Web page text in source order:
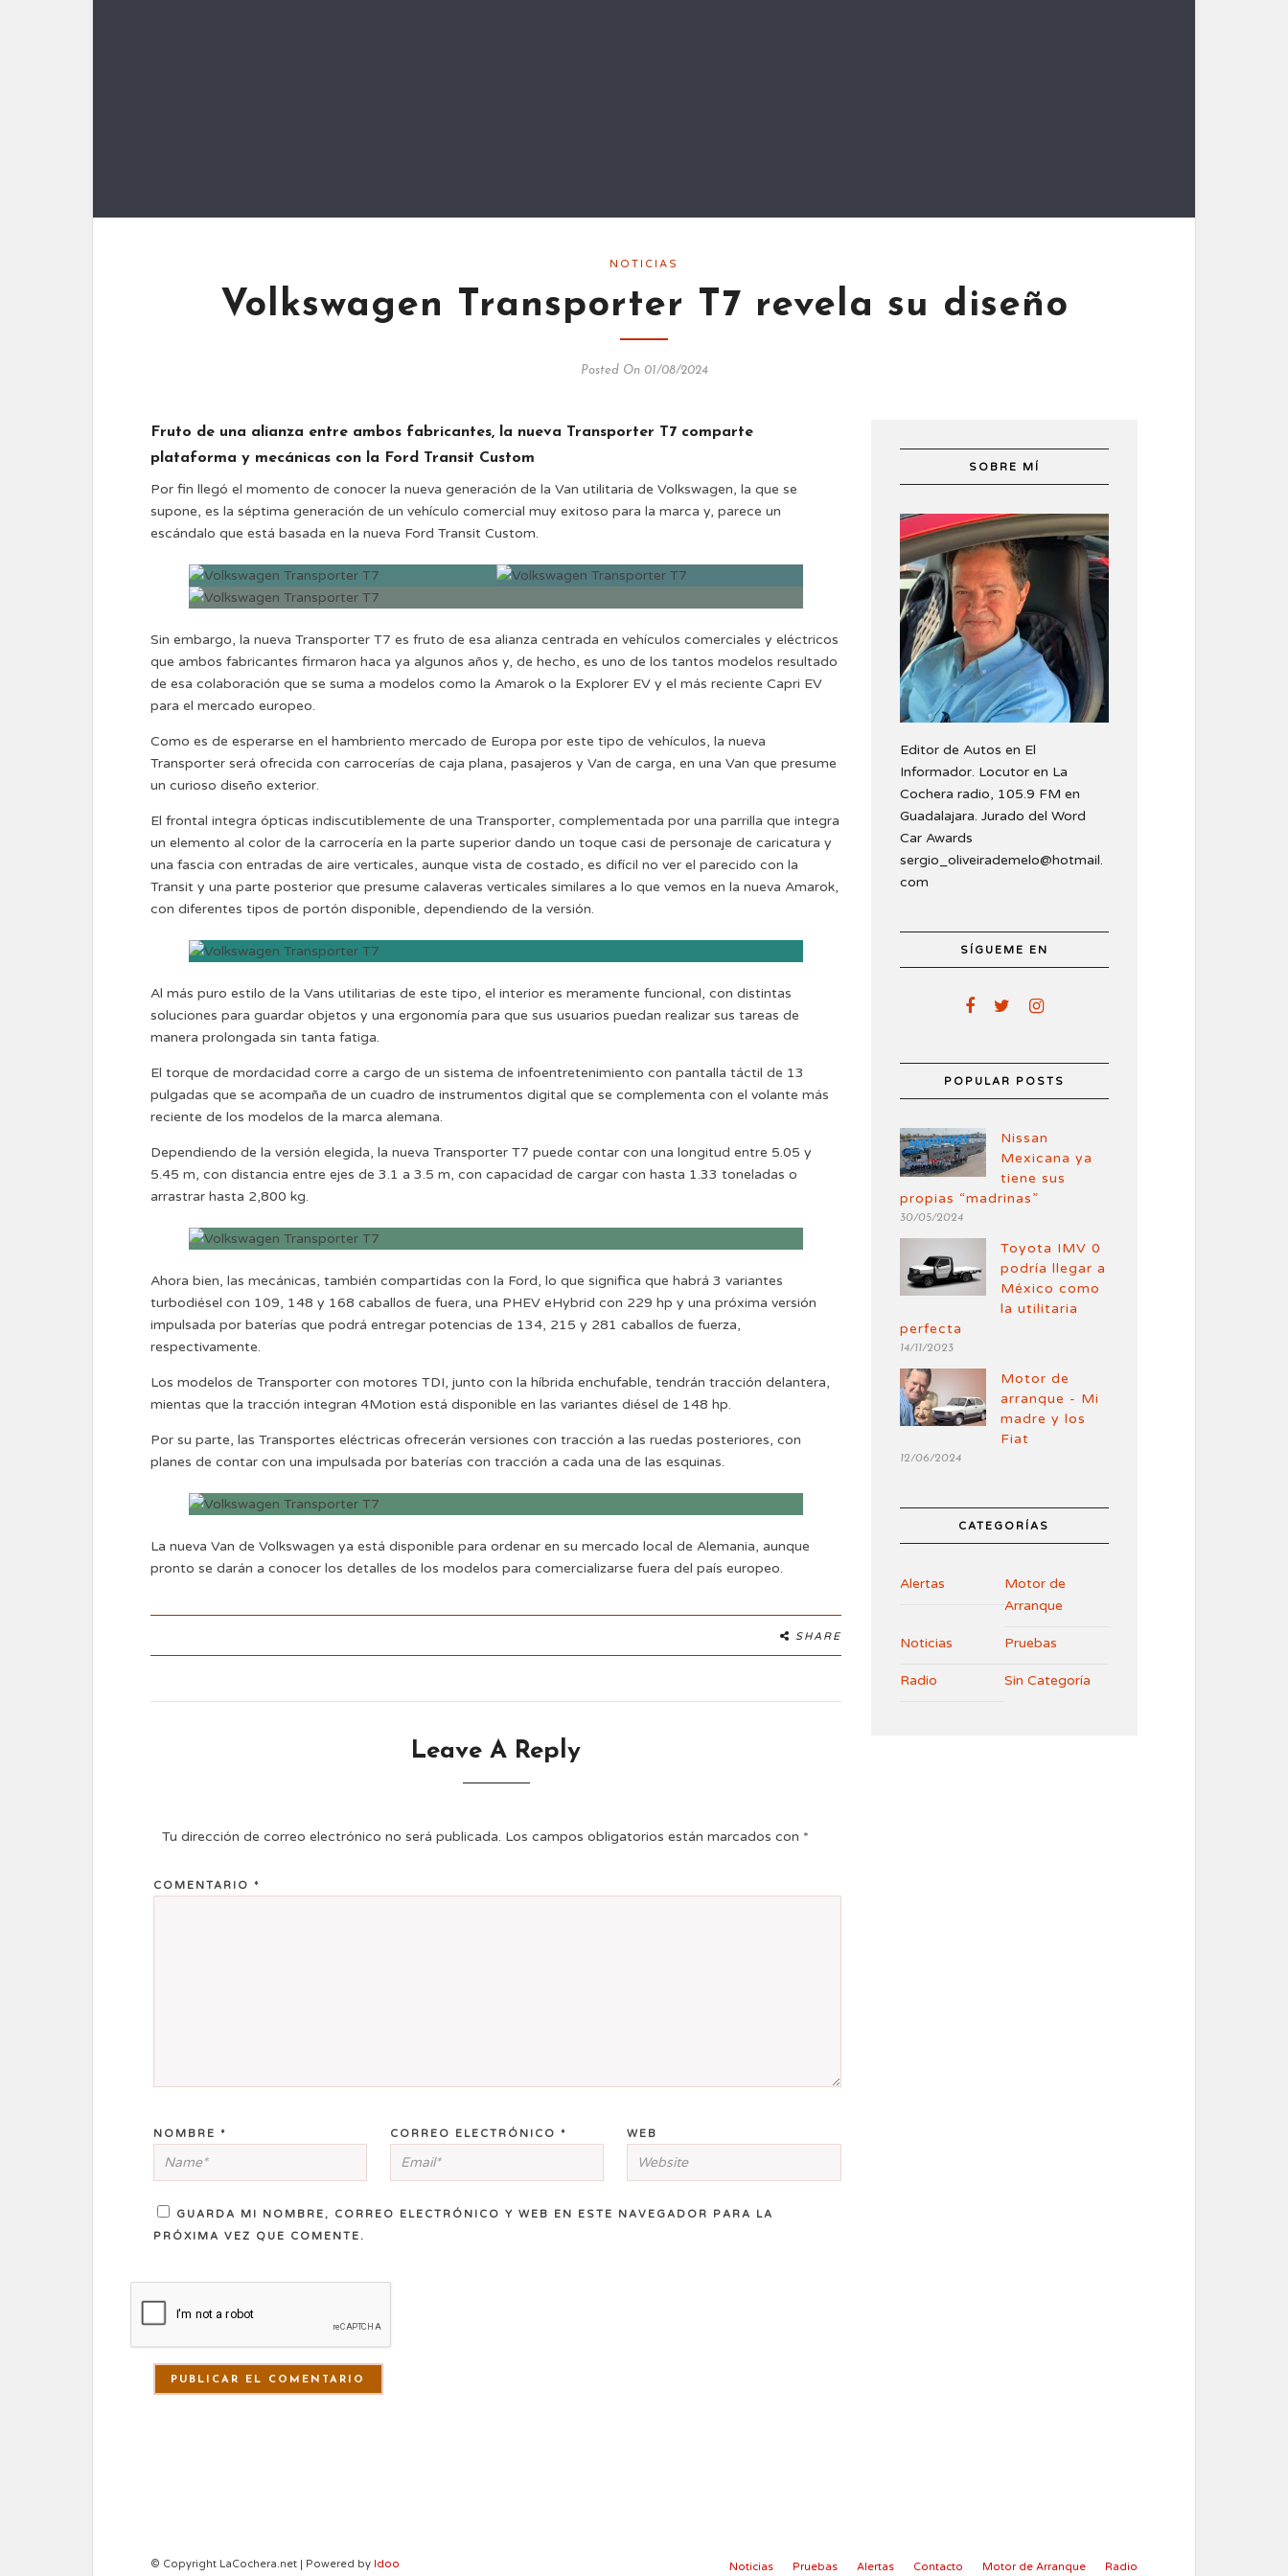
NOTICIAS
Volkswagen Transporter T7 revela su diseño
Posted On 01/08/2024
Fruto de una alianza entre ambos fabricantes, la nueva Transporter T7 comparte
plataforma y mecánicas con la Ford Transit Custom
Por fin llegó el momento de conocer la nueva generación de la Van utilitaria de Volkswagen, la que se
supone, es la séptima generación de un vehículo comercial muy exitoso para la marca y, parece un
escándalo que está basada en la nueva Ford Transit Custom.
Sin embargo, la nueva Transporter T7 es fruto de esa alianza centrada en vehículos comerciales y eléctricos
que ambos fabricantes firmaron haca ya algunos años y, de hecho, es uno de los tantos modelos resultado
de esa colaboración que se suma a modelos como la Amarok o la Explorer EV y el más reciente Capri EV
para el mercado europeo.
Como es de esperarse en el hambriento mercado de Europa por este tipo de vehículos, la nueva
Transporter será ofrecida con carrocerías de caja plana, pasajeros y Van de carga, en una Van que presume
un curioso diseño exterior.
El frontal integra ópticas indiscutiblemente de una Transporter, complementada por una parrilla que integra
un elemento al color de la carrocería en la parte superior dando un toque casi de personaje de caricatura y
una fascia con entradas de aire verticales, aunque vista de costado, es difícil no ver el parecido con la
Transit y una parte posterior que presume calaveras verticales similares a lo que vemos en la nueva Amarok,
con diferentes tipos de portón disponible, dependiendo de la versión.
Al más puro estilo de la Vans utilitarias de este tipo, el interior es meramente funcional, con distintas
soluciones para guardar objetos y una ergonomía para que sus usuarios puedan realizar sus tareas de
manera prolongada sin tanta fatiga.
El torque de mordacidad corre a cargo de un sistema de infoentretenimiento con pantalla táctil de 13
pulgadas que se acompaña de un cuadro de instrumentos digital que se complementa con el volante más
reciente de los modelos de la marca alemana.
Dependiendo de la versión elegida, la nueva Transporter T7 puede contar con una longitud entre 5.05 y
5.45 m, con distancia entre ejes de 3.1 a 3.5 m, con capacidad de cargar con hasta 1.33 toneladas o
arrastrar hasta 2,800 kg.
Ahora bien, las mecánicas, también compartidas con la Ford, lo que significa que habrá 3 variantes
turbodiésel con 109, 148 y 168 caballos de fuera, una PHEV eHybrid con 229 hp y una próxima versión
impulsada por baterías que podrá entregar potencias de 134, 215 y 281 caballos de fuerza,
respectivamente.
Los modelos de Transporter con motores TDI, junto con la híbrida enchufable, tendrán tracción delantera,
mientas que la tracción integran 4Motion está disponible en las variantes diésel de 148 hp.
Por su parte, las Transportes eléctricas ofrecerán versiones con tracción a las ruedas posteriores, con
planes de contar con una impulsada por baterías con tracción a cada una de las esquinas.
La nueva Van de Volkswagen ya está disponible para ordenar en su mercado local de Alemania, aunque
pronto se darán a conocer los detalles de los modelos para comercializarse fuera del país europeo.
SHARE
Leave A Reply
Tu dirección de correo electrónico no será publicada. Los campos obligatorios están marcados con *
COMENTARIO *
NOMBRE * CORREO ELECTRÓNICO* WEB
GUARDA MI NOMBRE, CORREO ELECTRÓNICO Y WEB EN ESTE NAVEGADOR PARA LA
PRÓXIMA VEZ QUE COMENTE.
SOBRE MÍ
Editor de Autos en El
Informador. Locutor en La
Cochera radio, 105.9 FM en
Guadalajara. Jurado del Word
Car Awards
sergio_oliveirademelo@hotmail.
com
SÍGUEME EN
POPULAR POSTS
Nissan
Mexicana ya
tiene sus
propias “madrinas”
30/05/2024
Toyota IMV 0
podría llegar a
México como
la utilitaria
perfecta
14/11/2023
Motor de
arranque - Mi
madre y los
Fiat
12/06/2024
CATEGORÍAS
Alertas
Motor de
Arranque
Noticias Pruebas
Radio Sin Categoría
Noticias Pruebas Alertas Contacto Motor de Arranque Radio
© Copyright LaCochera.net | Powered by Idoo